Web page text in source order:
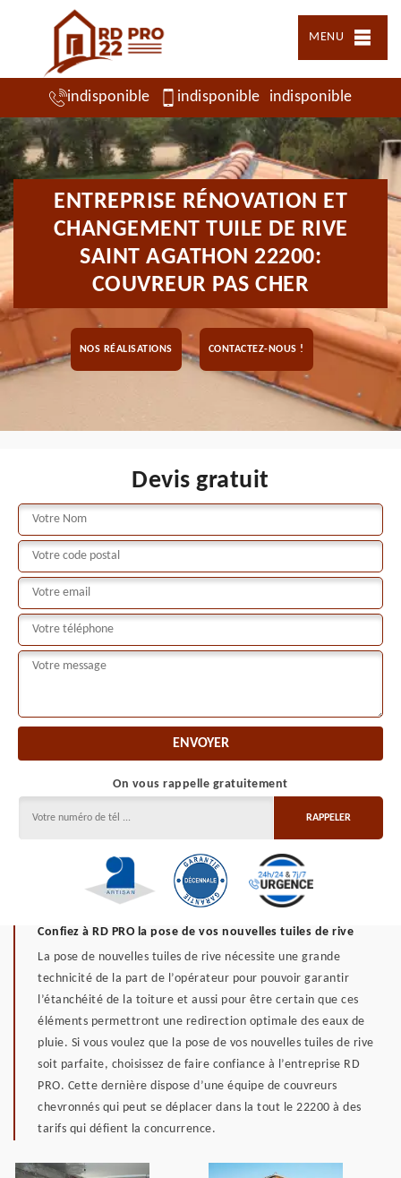
MENU
indisponible indisponible indisponible
ENTREPRISE RÉNOVATION ET
CHANGEMENT TUILE DE RIVE
SAINT AGATHON 22200:
COUVREUR PAS CHER
NOS RÉALISATIONS CONTACTEZ-NOUS !
Devis gratuit
On vous rappelle gratuitement
Confiez à RD PRO la pose de vos nouvelles tuiles de rive
La pose de nouvelles tuiles de rive nécessite une grande
technicité de la part de l’opérateur pour pouvoir garantir
l’étanchéité de la toiture et aussi pour être certain que ces
éléments permettront une redirection optimale des eaux de
pluie. Si vous voulez que la pose de vos nouvelles tuiles de rive
soit parfaite, choisissez de faire confiance à l’entreprise RD
PRO. Cette dernière dispose d’une équipe de couvreurs
chevronnés qui peut se déplacer dans la tout le 22200 à des
tarifs qui défient la concurrence.